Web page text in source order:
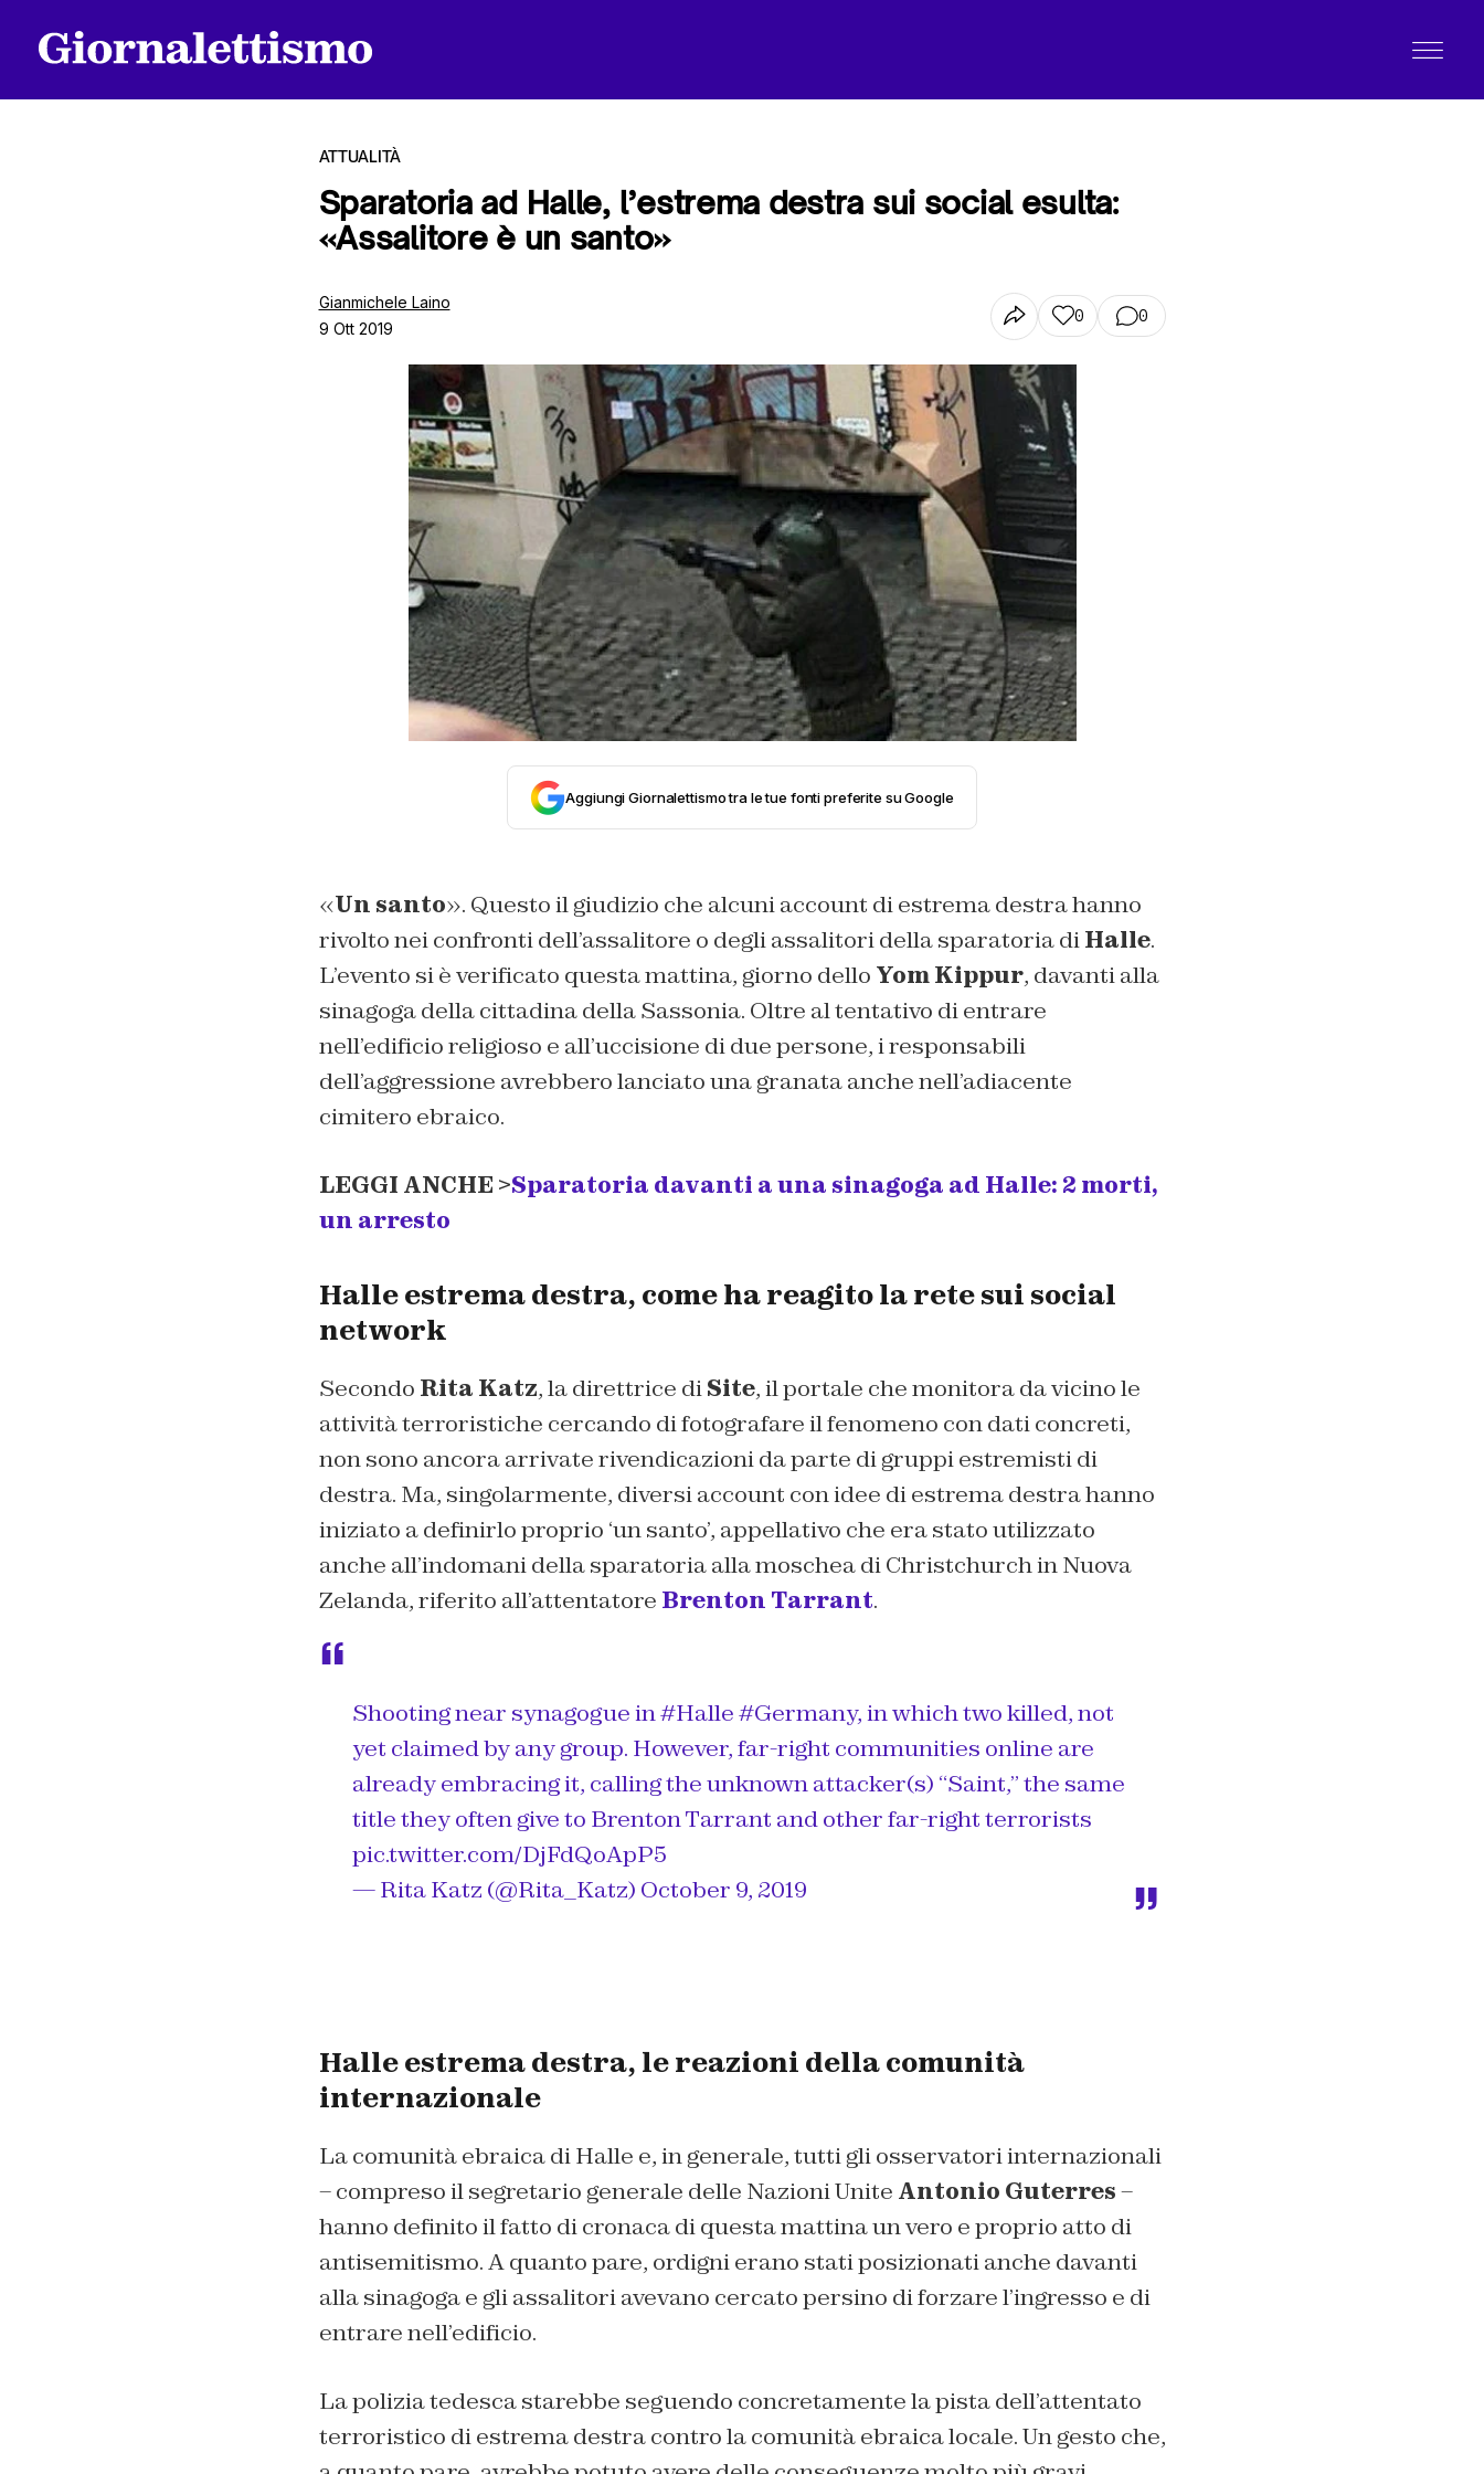
ATTUALITÀ
Sparatoria ad Halle, l’estrema destra sui social esulta:
«Assalitore è un santo»
Gianmichele Laino
9 Ott 2019
0 0
Aggiungi Giornalettismo tra le tue fonti preferite su Google
«Un santo». Questo il giudizio che alcuni account di estrema destra hanno
rivolto nei confronti dell’assalitore o degli assalitori della sparatoria diHalle.
L’evento si è verificato questa mattina, giorno dello Yom Kippur, davanti alla
sinagoga della cittadina della Sassonia. Oltre al tentativo di entrare
nell’edificio religioso e all’uccisione di due persone, i responsabili
dell’aggressione avrebbero lanciato una granata anche nell’adiacente
cimitero ebraico.
LEGGI ANCHE >Sparatoria davanti a una sinagoga ad Halle: 2 morti,
un arresto
Halle estrema destra, come ha reagito la rete sui social
network
Secondo Rita Katz, la direttrice diSite, il portale che monitora da vicino le
attività terroristiche cercando di fotografare il fenomeno con dati concreti,
non sono ancora arrivate rivendicazioni da parte di gruppi estremisti di
destra. Ma, singolarmente, diversi account con idee di estrema destra hanno
iniziato a definirlo proprio ‘un santo’, appellativo che era stato utilizzato
anche all’indomani della sparatoria alla moschea di Christchurch in Nuova
Zelanda, riferito all’attentatore Brenton Tarrant.
Shooting near synagogue in#Halle#Germany, in which two killed, not
yet claimed by any group. However, far-right communities online are
already embracing it, calling the unknown attacker(s) “Saint,” the same
title they often give to Brenton Tarrant and other far-right terrorists
pic.twitter.com/DjFdQoApP5
— Rita Katz (@Rita_Katz) October 9, 2019
Halle estrema destra, le reazioni della comunità
internazionale
La comunità ebraica di Halle e, in generale, tutti gli osservatori internazionali
– compreso il segretario generale delle Nazioni Unite Antonio Guterres–
hanno definito il fatto di cronaca di questa mattina un vero e proprio atto di
antisemitismo. A quanto pare, ordigni erano stati posizionati anche davanti
alla sinagoga e gli assalitori avevano cercato persino di forzare l’ingresso e di
entrare nell’edificio.
La polizia tedesca starebbe seguendo concretamente la pista dell’attentato
terroristico di estrema destra contro la comunità ebraica locale. Un gesto che,